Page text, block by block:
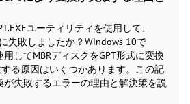
ユーティリティを使用して、
失敗しましたか？Windows 10で
用してMBRディスクをGPT形式に変換
る原因はいくつかあります。この記
が失敗するエラーの理由と解決策を説